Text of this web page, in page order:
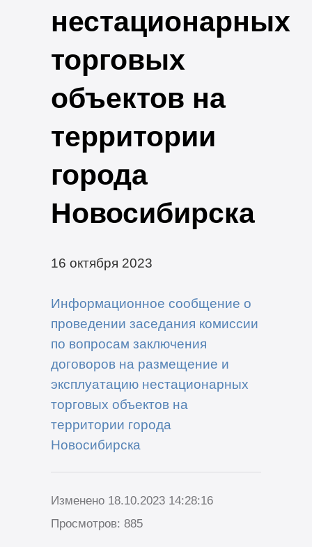
нестационарных
торговых
объектов на
территории
города
Новосибирска
16 октября 2023
Информационное сообщение о
проведении заседания комиссии
по вопросам заключения
договоров на размещение и
эксплуатацию нестационарных
торговых объектов на
территории города
Новосибирска
Изменено 18.10.2023 14:28:16
Просмотров: 885